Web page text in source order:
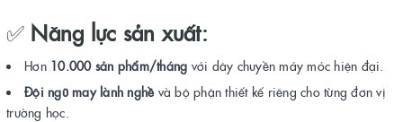
✅ Năng lực sản xuất:
Hơn 10.000 sản phẩm/tháng với dây chuyền máy móc hiện đại.
Đội ngũ may lành nghềvà bộ phận thiết kế riêng cho từng đơn vị
trường học.